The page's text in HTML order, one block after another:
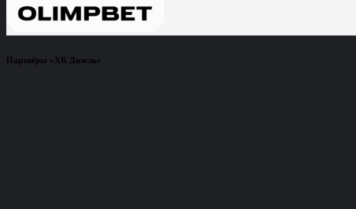
Партнёры «ХК Дизель»